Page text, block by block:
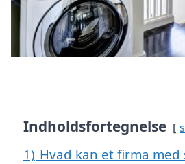
Indholdsfortegnelse
1) Hvad kan et firma med